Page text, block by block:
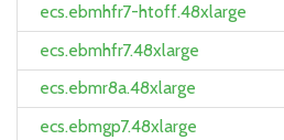
ecs.ebmhfr7-htoff.48xlarge
ecs.ebmhfr7.48xlarge
ecs.ebmr8a.48xlarge
ecs.ebmgp7.48xlarge